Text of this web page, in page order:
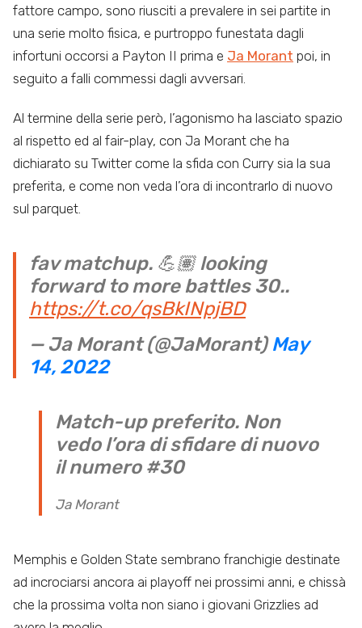
fattore campo, sono riusciti a prevalere in sei partite in
una serie molto fisica, e purtroppo funestata dagli
infortuni occorsi a Payton II prima e Ja Morant poi, in
seguito a falli commessi dagli avversari.
Al termine della serie però, l’agonismo ha lasciato spazio
al rispetto ed al fair-play, con Ja Morant che ha
dichiarato su Twitter come la sfida con Curry sia la sua
preferita, e come non veda l’ora di incontrarlo di nuovo
sul parquet.
fav matchup. 💪🏽 looking
forward to more battles 30..
https://t.co/qsBkINpjBD
— Ja Morant (@JaMorant)May
14, 2022
Match-up preferito. Non
vedo l’ora di sfidare di nuovo
il numero #30
Ja Morant
Memphis e Golden State sembrano franchigie destinate
ad incrociarsi ancora ai playoff nei prossimi anni, e chissà
che la prossima volta non siano i giovani Grizzlies ad